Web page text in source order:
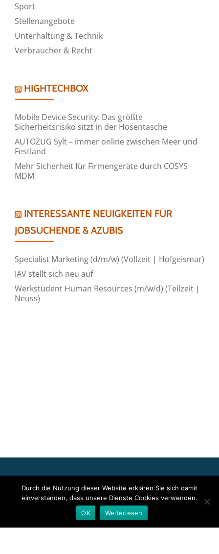
Sport
Stellenangebote
Unterhaltung & Technik
Verbraucher & Recht
HIGHTECHBOX
Mobile Device Security: Das größte
Sicherheitsrisiko sitzt in der Hosentasche
AUTOZUG Sylt – immer online zwischen Meer und
Festland
Mehr Sicherheit für Firmengeräte durch COSYS
MDM
INTERESSANTE NEUIGKEITEN FÜR
JOBSUCHENDE & AZUBIS
Specialist Marketing (d/m/w) (Vollzeit | Hofgeismar)
IAV stellt sich neu auf
Werkstudent Human Resources (m/w/d) (Teilzeit |
Neuss)
Event bzw. das Stellenangebot sowie für das angezeigte Bild- und
Tonmaterial ist allein der jeweils angegebene Herausgeber
verantwortlich. Dieser ist in der Regel auch Urheber der
Pressetexte sowie der angehängten Bild-, Ton- und
Durch die Nutzung dieser Website erklären Sie sich damit
einverstanden, dass unsere Dienste Cookies verwenden.
OK
Weiterlesen